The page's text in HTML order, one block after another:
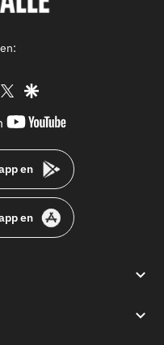
twittergoogle
youtube-
en
en